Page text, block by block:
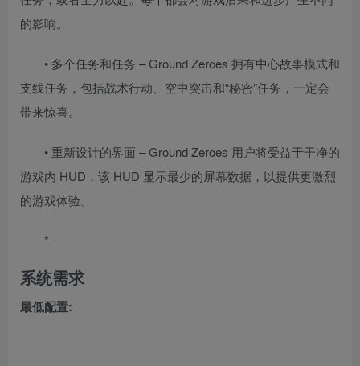
的影响。
• 多个任务和任务 – Ground Zeroes 拥有中心故事模式和
支线任务，包括战术行动、空中突击和“秘密”任务，一定会
带来惊喜。
• 重新设计的界面 – Ground Zeroes 用户将受益于干净的
游戏内 HUD，该 HUD 显示最少的屏幕数据，以提供更激烈
的游戏体验。
*
系统需求
最低配置: